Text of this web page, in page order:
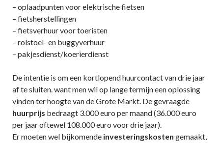
– oplaadpunten voor elektrische fietsen
– fietsherstellingen
– fietsverhuur voor toeristen
– rolstoel- en buggyverhuur
– pakjesdienst/koerierdienst
De intentie is om een kortlopend huurcontact van drie jaar
af te sluiten. want men wil op lange termijn een oplossing
vinden ter hoogte van de Grote Markt. De gevraagde
huurprijs bedraagt 3.000 euro per maand (36.000 euro
per jaar oftewel 108.000 euro voor drie jaar).
Er moeten wel bijkomende investeringskosten gemaakt,